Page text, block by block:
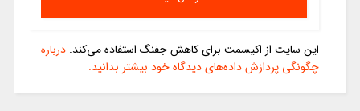
این سایت از اکیسمت برای کاهش جفنگ استفاده می‌کند. درباره
چگونگی پردازش داده‌های دیدگاه خود بیشتر بدانید.